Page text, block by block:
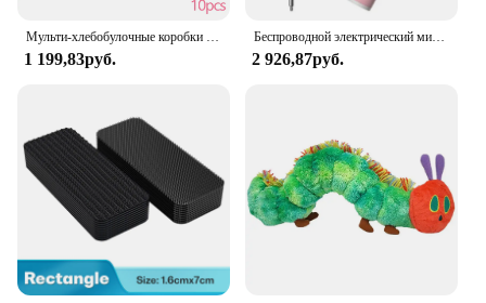
1 199,83руб.
Беспроводной электрический миксер для яиц, 3 скорости, нержавеющая сталь
2 926,87руб.